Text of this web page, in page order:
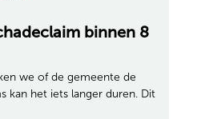
binnen 8
we of de gemeente de
kan het iets langer duren. Dit